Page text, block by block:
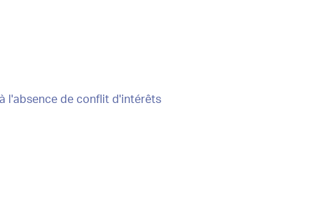
l'absence de conflit d'intérêts